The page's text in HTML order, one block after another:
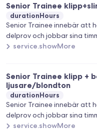
Senior Trainee
durationHours
Senior Trainee innebär att
delprov och jobbar sina
man färdig och fullt
service.showMore
Senior Trainee klipp +
ljusare/blondton
durationHours
Senior Trainee innebär att
delprov och jobbar sina
man färdig och fullt
service.showMore